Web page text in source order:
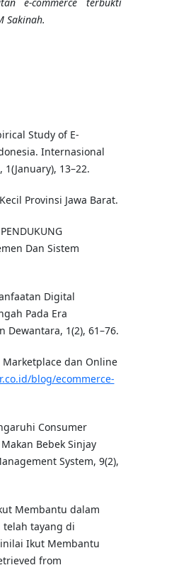
Sakinah.
Study of E-
Internasional
13–22.
Provinsi Jawa Barat.
Dan Sistem
Digital
Pada Era
Dewantara, 1(2), 61–76.
Marketplace dan Online
blog/ecommerce-
Consumer
Bebek Sinjay
System, 9(2),
Membantu dalam
tayang di
Ikut Membantu
from